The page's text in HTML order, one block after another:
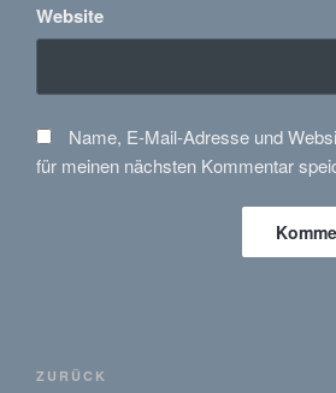
Website
Name, E-Mail-Adresse und
für meinen nächsten Kommentar
Beitragsnavigation
Vorheriger
ZURÜCK